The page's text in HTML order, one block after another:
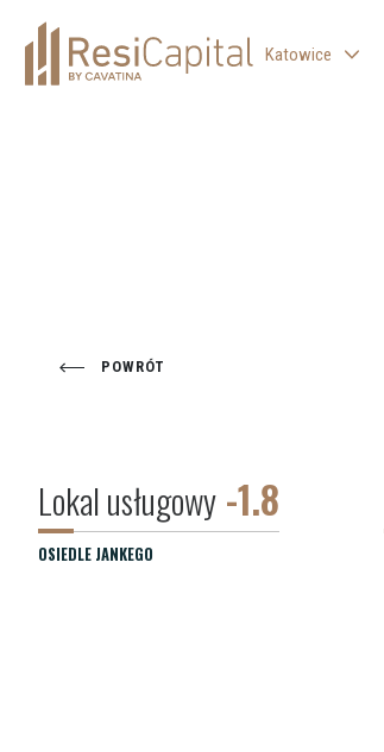
Katowice
POWRÓT
OSIEDLE JANKEGO
Lokal usługowy -1.8